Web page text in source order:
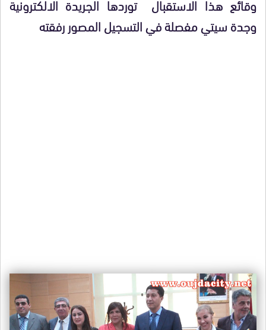
وجدة سيتي مفصلة في التسجيل المصور رفقته